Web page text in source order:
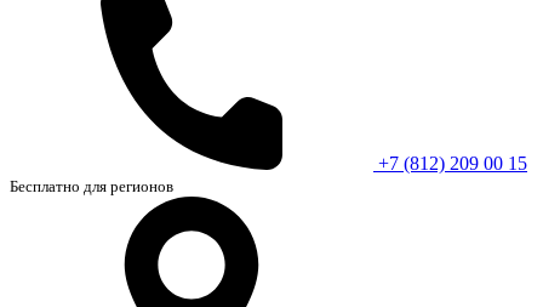
+7 (812) 209 00 15
Бесплатно для регионов